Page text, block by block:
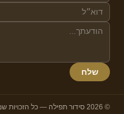
שלח
© 2026 סידור תפילה — כל הזכויות שמורות